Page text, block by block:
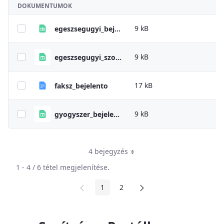
DOKUMENTUMOK
egeszsegugyi_bejelento_sajat_hataskor 9 kB
egeszsegugyi_szolgaltatas_bejelento_sajat_hataskor 9 kB
faksz_bejelento 17 kB
gyogyszer_bejelento_sajat_hataskor 9 kB
4 bejegyzés
1 - 4 / 6 tétel megjelenítése.
Oldal
1 Oldal
2